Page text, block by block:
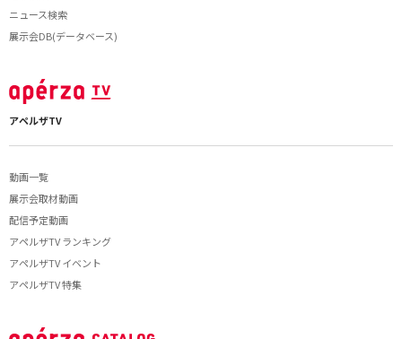
ニュース検索
展示会DB(データベース)
アペルザTV
動画一覧
展示会取材動画
配信予定動画
アペルザTV ランキング
アペルザTV イベント
アペルザTV 特集